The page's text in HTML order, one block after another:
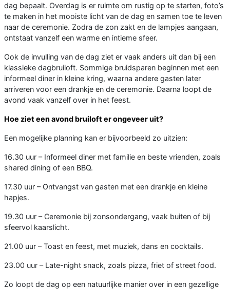
dag bepaalt. Overdag is er ruimte om rustig op te starten, foto’s
te maken in het mooiste licht van de dag en samen toe te leven
naar de ceremonie. Zodra de zon zakt en de lampjes aangaan,
ontstaat vanzelf een warme en intieme sfeer.
Ook de invulling van de dag ziet er vaak anders uit dan bij een
klassieke dagbruiloft. Sommige bruidsparen beginnen met een
informeel diner in kleine kring, waarna andere gasten later
arriveren voor een drankje en de ceremonie. Daarna loopt de
avond vaak vanzelf over in het feest.
Hoe ziet een avond bruiloft er ongeveer uit?
Een mogelijke planning kan er bijvoorbeeld zo uitzien:
16.30 uur – Informeel diner met familie en beste vrienden, zoals
shared dining of een BBQ.
17.30 uur – Ontvangst van gasten met een drankje en kleine
hapjes.
19.30 uur – Ceremonie bij zonsondergang, vaak buiten of bij
sfeervol kaarslicht.
21.00 uur – Toast en feest, met muziek, dans en cocktails.
23.00 uur – Late-night snack, zoals pizza, friet of street food.
Zo loopt de dag op een natuurlijke manier over in een gezellige